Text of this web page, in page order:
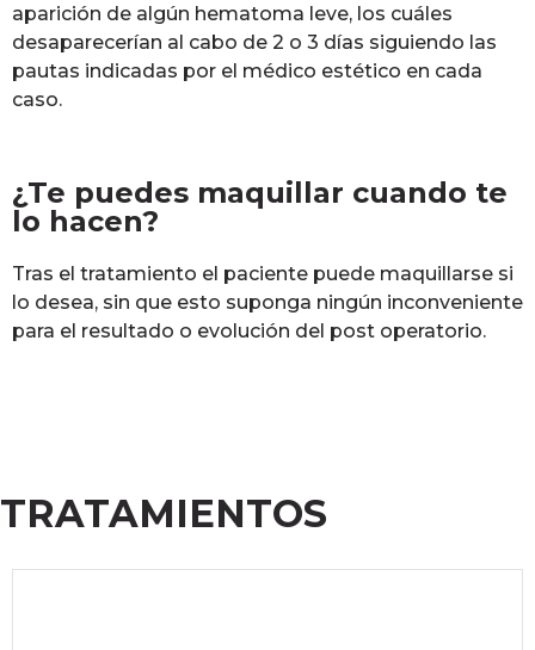
aparición de algún hematoma leve, los cuáles
desaparecerían al cabo de 2 o 3 días siguiendo las
pautas indicadas por el médico estético en cada
caso.
¿Te puedes maquillar cuando te
lo hacen?
Tras el tratamiento el paciente puede maquillarse si
lo desea, sin que esto suponga ningún inconveniente
para el resultado o evolución del post operatorio.
TRATAMIENTOS